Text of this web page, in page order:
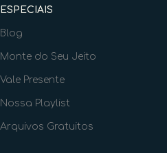
ESPECIAIS
Blog
Monte do Seu Jeito
Vale Presente
Nossa Playlist
Arquivos Gratuitos